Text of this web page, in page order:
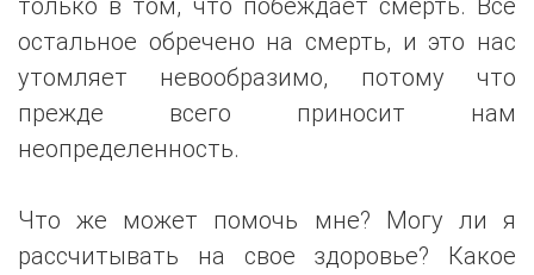
остальное обречено на смерть, и это нас
утомляет невообразимо, потому что
прежде всего приносит нам
неопределенность.
Что же может помочь мне? Могу ли я
рассчитывать на свое здоровье? Какое